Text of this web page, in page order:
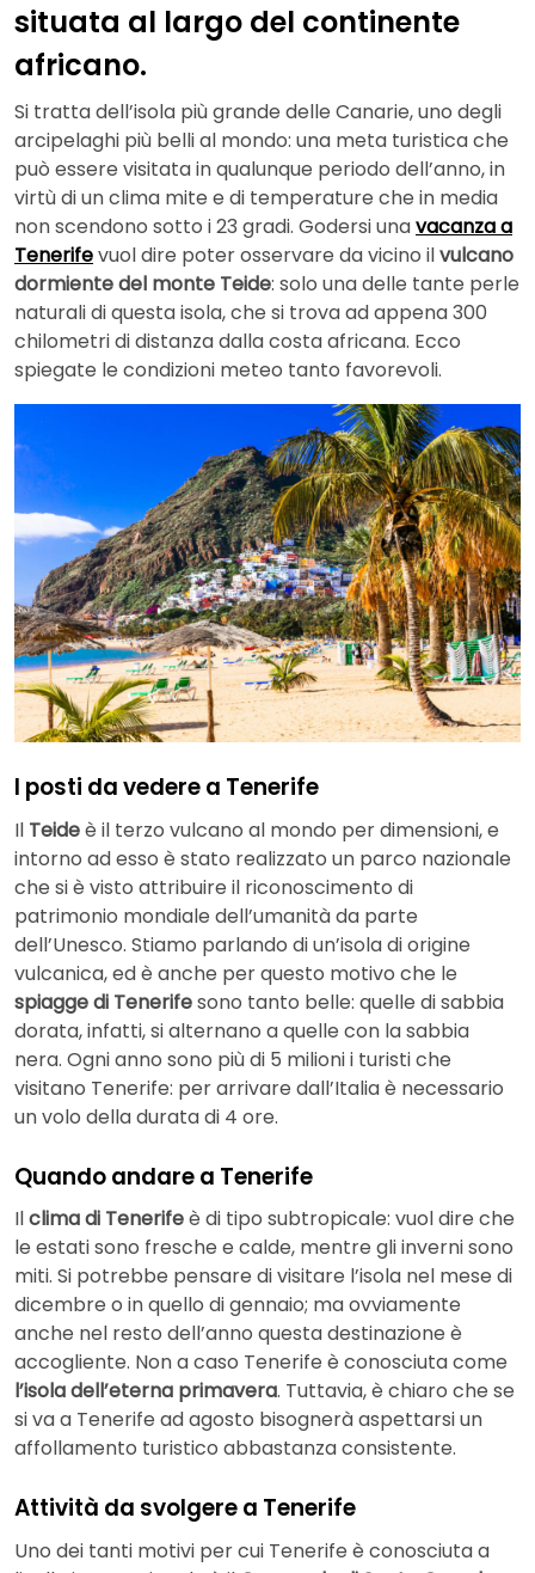
situata al largo del continente
africano.
Si tratta dell’isola più grande delle Canarie, uno degli
arcipelaghi più belli al mondo: una meta turistica che
può essere visitata in qualunque periodo dell’anno, in
virtù di un clima mite e di temperature che in media
non scendono sotto i 23 gradi. Godersi unavacanza a
Tenerifevuol dire poter osservare da vicino ilvulcano
dormiente del monte Teide: solo una delle tante perle
naturali di questa isola, che si trova ad appena 300
chilometri di distanza dalla costa africana. Ecco
spiegate le condizioni meteo tanto favorevoli.
I posti da vedere a Tenerife
Il Teideè il terzo vulcano al mondo per dimensioni, e
intorno ad esso è stato realizzato un parco nazionale
che si è visto attribuire il riconoscimento di
patrimonio mondiale dell’umanità da parte
dell’Unesco. Stiamo parlando di un’isola di origine
vulcanica, ed è anche per questo motivo che le
spiagge di Tenerifesono tanto belle: quelle di sabbia
dorata, infatti, si alternano a quelle con la sabbia
nera. Ogni anno sono più di 5 milioni i turisti che
visitano Tenerife: per arrivare dall’Italia è necessario
un volo della durata di 4 ore.
Quando andare a Tenerife
Ilclima di Tenerifeè di tipo subtropicale: vuol dire che
le estati sono fresche e calde, mentre gli inverni sono
miti. Si potrebbe pensare di visitare l’isola nel mese di
dicembre o in quello di gennaio; ma ovviamente
anche nel resto dell’anno questa destinazione è
accogliente. Non a caso Tenerife è conosciuta come
l’isola dell’eterna primavera. Tuttavia, è chiaro che se
si va a Tenerife ad agosto bisognerà aspettarsi un
affollamento turistico abbastanza consistente.
Attività da svolgere a Tenerife
Uno dei tanti motivi per cui Tenerife è conosciuta a